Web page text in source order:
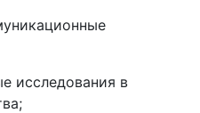
исследования в